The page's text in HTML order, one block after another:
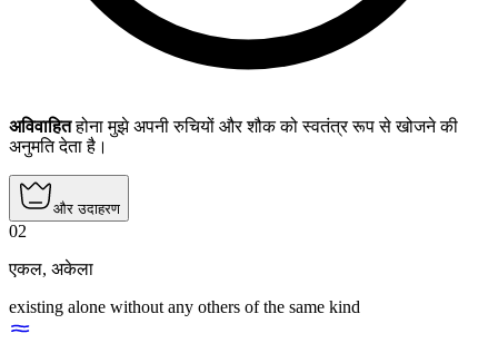
अविवाहितहोना मुझे अपनी रुचियों और शौक को स्वतंत्र रूप से खोजने की
अनुमति देता है।
और उदाहरण
02
एकल, अकेला
existing alone without any others of the same kind